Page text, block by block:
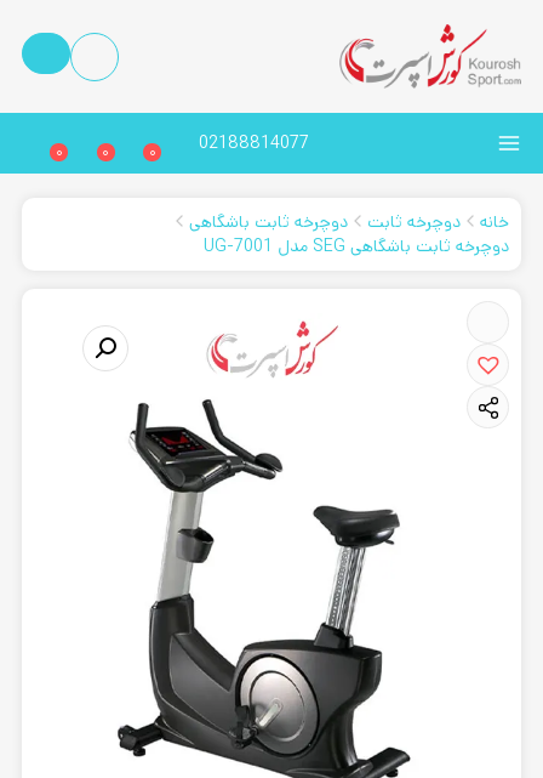
02188814077
0
0
0
خانه دوچرخه ثابت
دوچرخه ثابت باشگاهی
دوچرخه ثابت باشگاهی SEG مدل UG-7001